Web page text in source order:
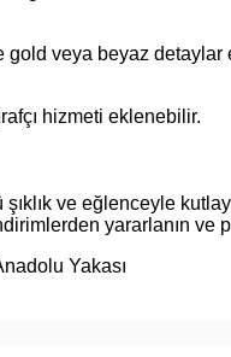
gold veya beyaz detaylar
hizmeti eklenebilir.
ve eğlenceyle
yararlanın ve
Yakası